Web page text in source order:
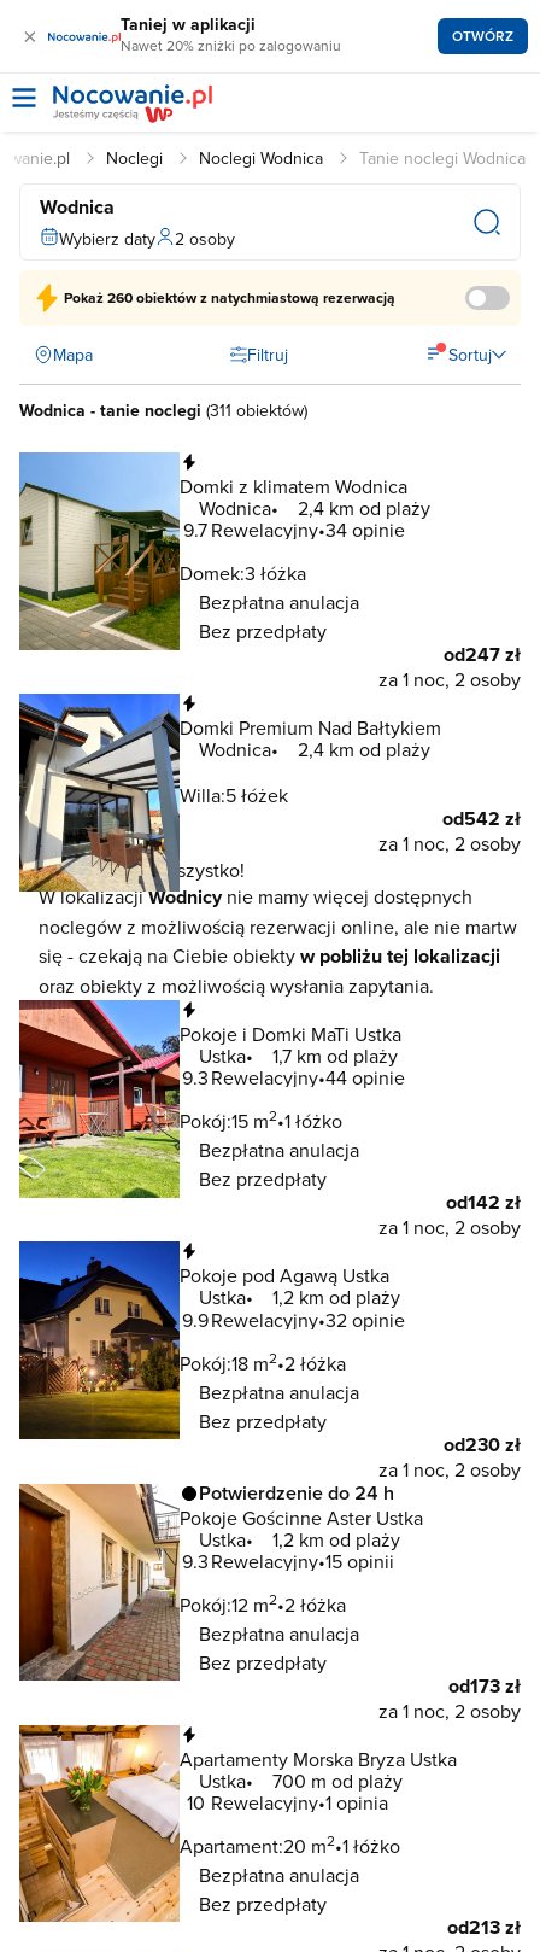
× Taniej w aplikacji
Nawet 20% zniżki po zalogowaniu OTWÓRZ
Noclegi Noclegi Wodnica Tanie noclegi Wodnica
Wodnica
Wybierz daty 2 osoby
Pokaż260 obiektówz natychmiastową rezerwacją
Mapa Filtruj Sortuj
Wodnica - tanie noclegi (311 obiektów)
Domki z klimatem Wodnica
Wodnica
2,4 km od plaży
9.7Rewelacyjny 34 opinie
Domek:3 łóżka
Bezpłatna anulacja
Bez przedpłaty
od247 zł
za 1 noc, 2 osoby
Domki Premium Nad Bałtykiem
Wodnica
2,4 km od plaży
Willa:5 łóżek
od542 zł
za 1 noc, 2 osoby
To jeszcze nie wszystko!
W lokalizacjiWodnicynie mamy więcej dostępnych
noclegów z możliwością rezerwacji online, ale nie martw
się - czekają na Ciebie obiektyw pobliżu tej lokalizacji
oraz obiekty z możliwością wysłania zapytania.
Pokoje i Domki MaTi Ustka
Ustka
1,7 km od plaży
9.3Rewelacyjny 44 opinie
Pokój:15 m2 1 łóżko
Bezpłatna anulacja
Bez przedpłaty
od142 zł
za 1 noc, 2 osoby
Pokoje pod Agawą Ustka
Ustka
1,2 km od plaży
9.9Rewelacyjny 32 opinie
Pokój:18 m2 2 łóżka
Bezpłatna anulacja
Bez przedpłaty
od230 zł
za 1 noc, 2 osoby
Potwierdzenie do 24 h
Pokoje Gościnne Aster Ustka
Ustka
1,2 km od plaży
9.3Rewelacyjny 15 opinii
Pokój:12 m2 2 łóżka
Bezpłatna anulacja
Bez przedpłaty
od173 zł
za 1 noc, 2 osoby
Apartamenty Morska Bryza Ustka
Ustka
700 m od plaży
10 Rewelacyjny 1 opinia
Apartament:20 m2 1 łóżko
Bezpłatna anulacja
Bez przedpłaty
od213 zł